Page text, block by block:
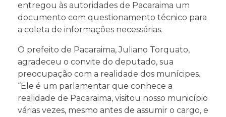
entregou às autoridades de Pacaraima um
documento com questionamento técnico para
a coleta de informações necessárias.
O prefeito de Pacaraima, Juliano Torquato,
agradeceu o convite do deputado, sua
preocupação com a realidade dos munícipes.
“Ele é um parlamentar que conhece a
realidade de Pacaraima, visitou nosso município
várias vezes, mesmo antes de assumir o cargo, e